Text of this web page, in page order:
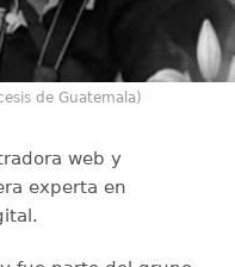
de Guatemala)
web y
experta en